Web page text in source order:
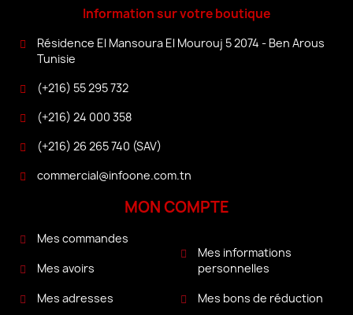
Information sur votre boutique
Résidence El Mansoura El Mourouj 5 2074 - Ben Arous
Tunisie
(+216) 55 295 732
(+216) 24 000 358
(+216) 26 265 740 (SAV)
commercial@infoone.com.tn
MON COMPTE
Mes commandes
Mes avoirs
Mes adresses
Mes informations
personnelles
Mes bons de réduction